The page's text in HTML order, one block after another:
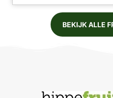
BEKIJK ALLE